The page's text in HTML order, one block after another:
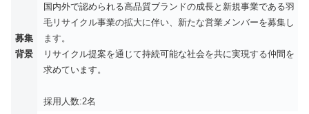
募集
背景
国内外で認められる高品質ブランドの成長と新規事業である羽
毛リサイクル事業の拡大に伴い、新たな営業メンバーを募集し
ます。
リサイクル提案を通じて持続可能な社会を共に実現する仲間を
求めています。
採用人数:2名